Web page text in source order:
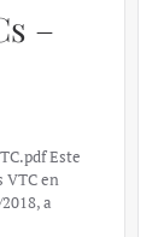
–
Este
VTC en
a